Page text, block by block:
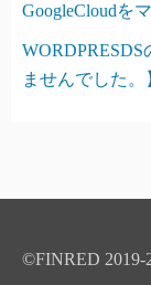
GoogleCloudを
ませんでした。
©FINRED